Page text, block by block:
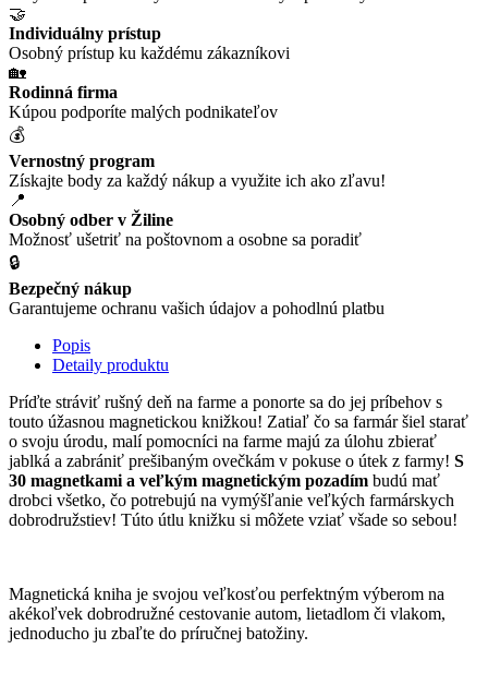
🤝
Individuálny prístup
Osobný prístup ku každému zákazníkovi
🏡
Rodinná firma
Kúpou podporíte malých podnikateľov
💰
Vernostný program
Získajte body za každý nákup a využite ich ako zľavu!
📍
Osobný odber v Žiline
Možnosť ušetriť na poštovnom a osobne sa poradiť
🔒
Bezpečný nákup
Garantujeme ochranu vašich údajov a pohodlnú platbu
Popis
Detaily produktu
Príďte stráviť rušný deň na farme a ponorte sa do jej príbehov s
touto úžasnou magnetickou knižkou! Zatiaľ čo sa farmár šiel starať
o svoju úrodu, malí pomocníci na farme majú za úlohu zbierať
jablká a zabrániť prešibaným ovečkám v pokuse o útek z farmy! S
30 magnetkami a veľkým magnetickým pozadím budú mať
drobci všetko, čo potrebujú na vymýšľanie veľkých farmárskych
dobrodružstiev! Túto útlu knižku si môžete vziať všade so sebou!
Magnetická kniha je svojou veľkosťou perfektným výberom na
akékoľvek dobrodružné cestovanie autom, lietadlom či vlakom,
jednoducho ju zbaľte do príručnej batožiny.